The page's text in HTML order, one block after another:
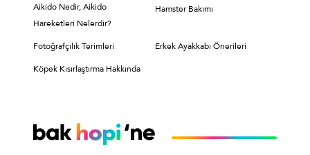
Aikido Nedir, Aikido
Hareketleri Nelerdir?
Hamster Bakımı
Fotoğrafçılık Terimleri Erkek Ayakkabı Önerileri
Köpek Kısırlaştırma Hakkında